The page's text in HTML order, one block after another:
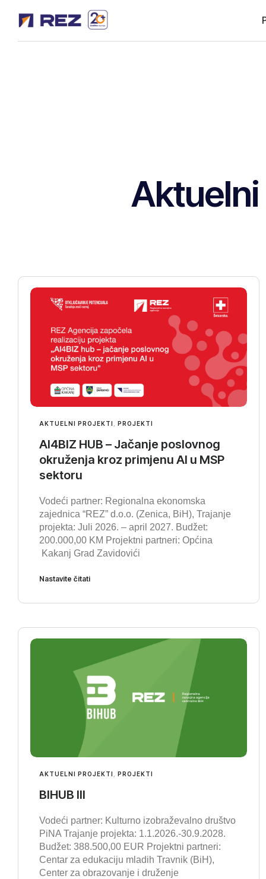
AKTUELNI PROJEKTI PROJEKTI
AI4BIZ HUB – Jačanje poslovnog
okruženja kroz primjenu AI u MSP
sektoru
Vodeći partner: Regionalna ekonomska
zajednica “REZ” d.o.o. (Zenica, BiH), Trajanje
projekta: Juli 2026. – april 2027. Budžet:
200.000,00 KM Projektni partneri: Općina
Kakanj Grad Zavidovići
Nastavite čitati
AKTUELNI PROJEKTI PROJEKTI
BIHUB III
Vodeći partner: Kulturno izobraževalno društvo
PiNA Trajanje projekta: 1.1.2026.-30.9.2028.
Budžet: 388.500,00 EUR Projektni partneri:
Centar za edukaciju mladih Travnik (BiH),
Center za obrazovanje i druženje